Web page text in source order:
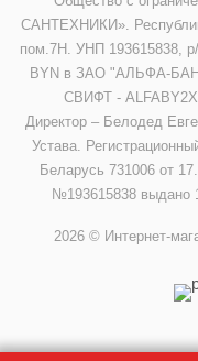
САНТЕХНИКИ».
пом.7Н. УНП 193615838,
BYN в ЗАО "АЛЬФА-
СВИФТ -
Директор – Белодед
Устава.
Беларусь 731006 от
№193615838 выдано
2026 © Интернет-